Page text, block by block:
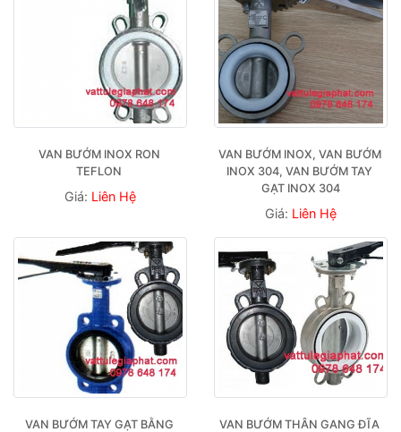
VAN BƯỚM INOX RON
TEFLON
Giá: Liên Hệ
VAN BƯỚM INOX, VAN BƯỚM
INOX 304, VAN BƯỚM TAY
GẠT INOX 304
Giá: Liên Hệ
VAN BƯỚM TAY GẠT BẰNG
VAN BƯỚM THÂN GANG ĐĨA